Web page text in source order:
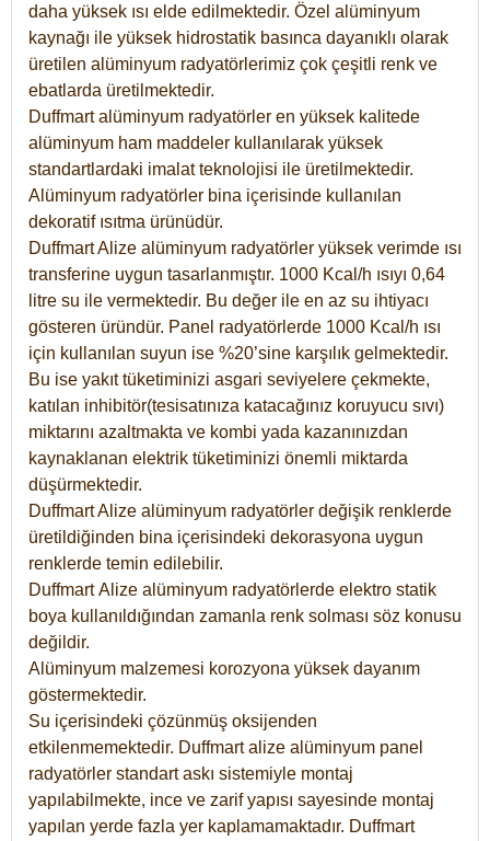
daha yüksek ısı elde edilmektedir. Özel alüminyum
kaynağı ile yüksek hidrostatik basınca dayanıklı olarak
üretilen alüminyum radyatörlerimiz çok çeşitli renk ve
ebatlarda üretilmektedir.
Duffmart alüminyum radyatörler en yüksek kalitede
alüminyum ham maddeler kullanılarak yüksek
standartlardaki imalat teknolojisi ile üretilmektedir.
Alüminyum radyatörler bina içerisinde kullanılan
dekoratif ısıtma ürünüdür.
Duffmart Alize alüminyum radyatörler yüksek verimde ısı
transferine uygun tasarlanmıştır. 1000 Kcal/h ısıyı 0,64
litre su ile vermektedir. Bu değer ile en az su ihtiyacı
gösteren üründür. Panel radyatörlerde 1000 Kcal/h ısı
için kullanılan suyun ise %20’sine karşılık gelmektedir.
Bu ise yakıt tüketiminizi asgari seviyelere çekmekte,
katılan inhibitör(tesisatınıza katacağınız koruyucu sıvı)
miktarını azaltmakta ve kombi yada kazanınızdan
kaynaklanan elektrik tüketiminizi önemli miktarda
düşürmektedir.
Duffmart Alize alüminyum radyatörler değişik renklerde
üretildiğinden bina içerisindeki dekorasyona uygun
renklerde temin edilebilir.
DuffmartAlize alüminyum radyatörlerde elektro statik
boya kullanıldığından zamanla renk solması söz konusu
değildir.
Alüminyum malzemesi korozyona yüksek dayanım
göstermektedir.
Su içerisindeki çözünmüş oksijenden
etkilenmemektedir. Duffmart alize alüminyum panel
radyatörler standart askı sistemiyle montaj
yapılabilmekte, ince ve zarif yapısı sayesinde montaj
yapılan yerde fazla yer kaplamamaktadır. Duffmart